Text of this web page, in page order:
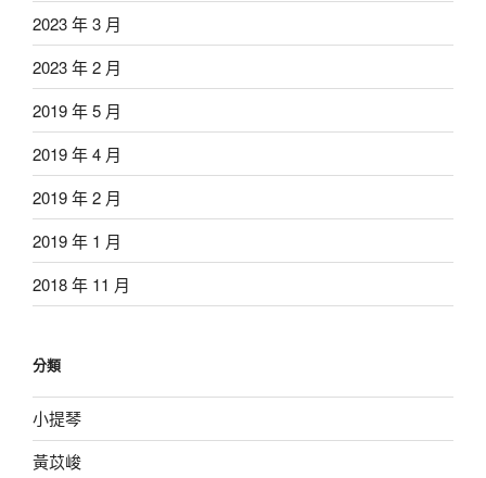
2023 年 3 月
2023 年 2 月
2019 年 5 月
2019 年 4 月
2019 年 2 月
2019 年 1 月
2018 年 11 月
分類
小提琴
黃苡峻